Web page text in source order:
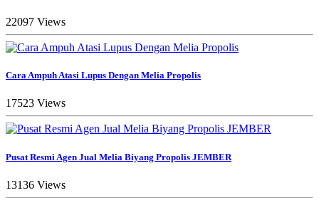
22097 Views
Cara Ampuh Atasi Lupus Dengan Melia Propolis
17523 Views
Pusat Resmi Agen Jual Melia Biyang Propolis JEMBER
13136 Views